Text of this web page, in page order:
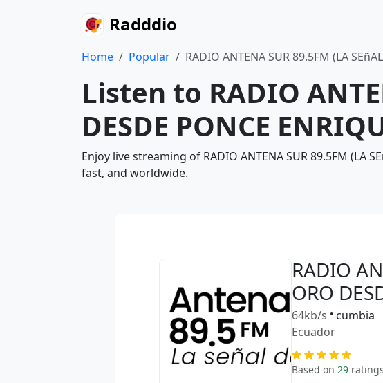
Radddio
Home Popular RADIO ANTENA SUR 89.5FM (LA
Listen to RADIO
DESDE PONCE
Enjoy live streaming of RADIO ANTENA SUR 89.5FM (LA
fast, and worldwide.
RADIO
ORO
64kb/s • cumbia
Ecuador
Based on 29 ratings